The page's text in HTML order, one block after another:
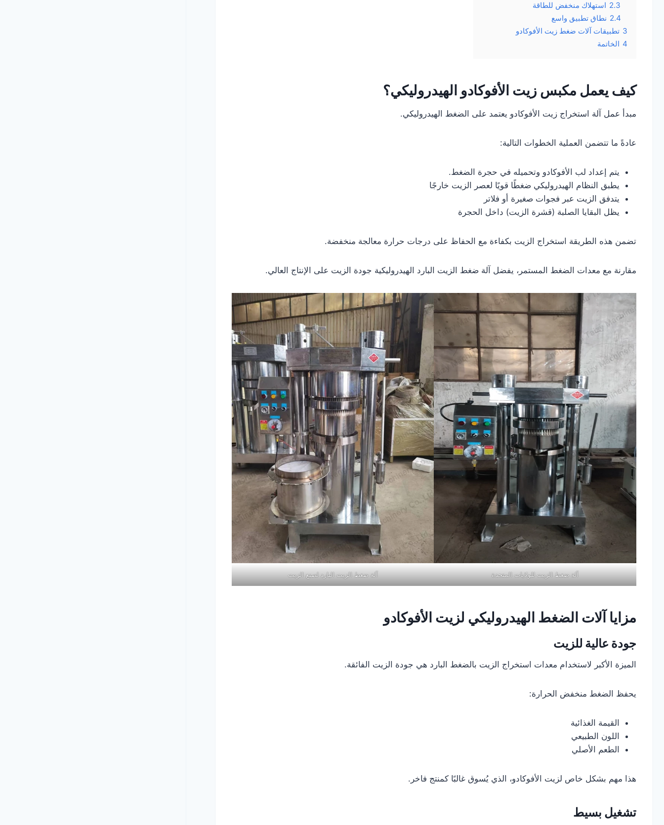
2.3 استهلاك منخفض للطاقة
2.4 نطاق تطبيق واسع
3 تطبيقات آلات ضغط زيت الأفوكادو
4 الخاتمة
كيف يعمل مكبس زيت الأفوكادو الهيدروليكي؟
مبدأ عمل آلة استخراج زيت الأفوكادو يعتمد على الضغط الهيدروليكي.
عادةً ما تتضمن العملية الخطوات التالية:
يتم إعداد لب الأفوكادو وتحميله في حجرة الضغط.
يطبق النظام الهيدروليكي ضغطًا قويًا لعصر الزيت خارجًا
يتدفق الزيت عبر فجوات صغيرة أو فلاتر
يظل البقايا الصلبة (قشرة الزيت) داخل الحجرة
تضمن هذه الطريقة استخراج الزيت بكفاءة مع الحفاظ على درجات حرارة معالجة منخفضة.
مقارنة مع معدات الضغط المستمر، يفضل آلة ضغط الزيت البارد الهيدروليكية جودة الزيت على الإنتاج العالي.
آلة ضغط الزيت للولايات المتحدة آلة ضغط الزيت البارد لصنع الزيت
مزايا آلات الضغط الهيدروليكي لزيت الأفوكادو
جودة عالية للزيت
الميزة الأكبر لاستخدام معدات استخراج الزيت بالضغط البارد هي جودة الزيت الفائقة.
يحفظ الضغط منخفض الحرارة:
القيمة الغذائية
اللون الطبيعي
الطعم الأصلي
هذا مهم بشكل خاص لزيت الأفوكادو، الذي يُسوق غالبًا كمنتج فاخر.
تشغيل بسيط